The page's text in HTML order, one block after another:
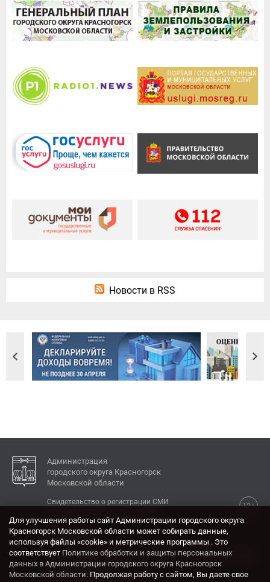
Новости в RSS
Администрация
городского округа Красногорск
Московской области
12+
Свидетельство о регистрации СМИ
КОНТАКТЫ
Адрес: 143404, Московская область, г. Красногорск,
ул. Ленина, дом 4.
Для улучшения работы сайт Администрации городского округа
Красногорск Московской области может собирать данные,
используя файлы «cookie» и метрические программы . Это
соответствует Политике обработки и защиты персональных
данных в Администрации городского округа Красногорск
Московской области. Продолжая работу с сайтом, Вы даете свое